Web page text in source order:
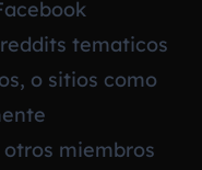
tematicos
o sitios como
miembros